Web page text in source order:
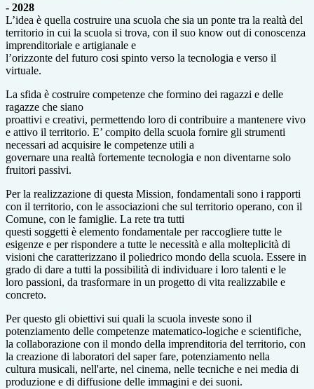
- 2028
L’idea è quella costruire una scuola che sia un ponte tra la realtà del
territorio in cui la scuola si trova, con il suo know out di conoscenza
imprenditoriale e artigianale e
l’orizzonte del futuro cosi spinto verso la tecnologia e verso il
virtuale.
La sfida è costruire competenze che formino dei ragazzi e delle
ragazze che siano
proattivi e creativi, permettendo loro di contribuire a mantenere vivo
e attivo il territorio. E’ compito della scuola fornire gli strumenti
necessari ad acquisire le competenze utili a
governare una realtà fortemente tecnologia e non diventarne solo
fruitori passivi.
Per la realizzazione di questa Mission, fondamentali sono i rapporti
con il territorio, con le associazioni che sul territorio operano, con il
Comune, con le famiglie. La rete tra tutti
questi soggetti è elemento fondamentale per raccogliere tutte le
esigenze e per rispondere a tutte le necessità e alla molteplicità di
visioni che caratterizzano il poliedrico mondo della scuola. Essere in
grado di dare a tutti la possibilità di individuare i loro talenti e le
loro passioni, da trasformare in un progetto di vita realizzabile e
concreto.
Per questo gli obiettivi sui quali la scuola investe sono il
potenziamento delle competenze matematico-logiche e scientifiche,
la collaborazione con il mondo della imprenditoria del territorio, con
la creazione di laboratori del saper fare, potenziamento nella
cultura musicali, nell'arte, nel cinema, nelle tecniche e nei media di
produzione e di diffusione delle immagini e dei suoni.